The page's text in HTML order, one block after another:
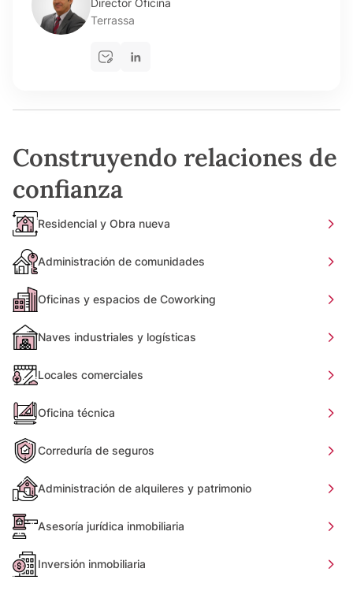
Director Oficina
Terrassa
Construyendo relaciones de
confianza
Residencial y Obra nueva
Administración de comunidades
Oficinas y espacios de Coworking
Naves industriales y logísticas
Locales comerciales
Oficina técnica
Correduría de seguros
Administración de alquileres y patrimonio
Asesoría jurídica inmobiliaria
Inversión inmobiliaria